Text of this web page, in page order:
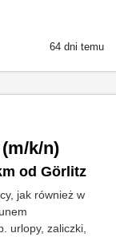
64 dni temu
k/n)
od Görlitz
jak również w
urlopy, zaliczki,